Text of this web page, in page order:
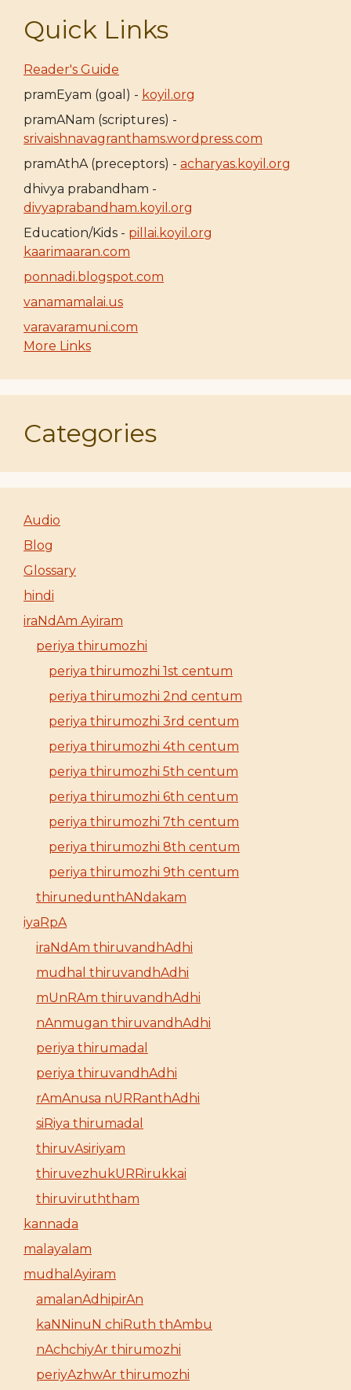
Quick Links
Reader's Guide
pramEyam (goal) - koyil.org
pramANam (scriptures) -
srivaishnavagranthams.wordpress.com
pramAthA (preceptors) - acharyas.koyil.org
dhivya prabandham -
divyaprabandham.koyil.org
Education/Kids - pillai.koyil.org
kaarimaaran.com
ponnadi.blogspot.com
vanamamalai.us
varavaramuni.com
More Links
Categories
Audio
Blog
Glossary
hindi
iraNdAm Ayiram
periya thirumozhi
periya thirumozhi 1st centum
periya thirumozhi 2nd centum
periya thirumozhi 3rd centum
periya thirumozhi 4th centum
periya thirumozhi 5th centum
periya thirumozhi 6th centum
periya thirumozhi 7th centum
periya thirumozhi 8th centum
periya thirumozhi 9th centum
thirunedunthANdakam
iyaRpA
iraNdAm thiruvandhAdhi
mudhal thiruvandhAdhi
mUnRAm thiruvandhAdhi
nAnmugan thiruvandhAdhi
periya thirumadal
periya thiruvandhAdhi
rAmAnusa nURRanthAdhi
siRiya thirumadal
thiruvAsiriyam
thiruvezhukURRirukkai
thiruviruththam
kannada
malayalam
mudhalAyiram
amalanAdhipirAn
kaNNinuN chiRuth thAmbu
nAchchiyAr thirumozhi
periyAzhwAr thirumozhi